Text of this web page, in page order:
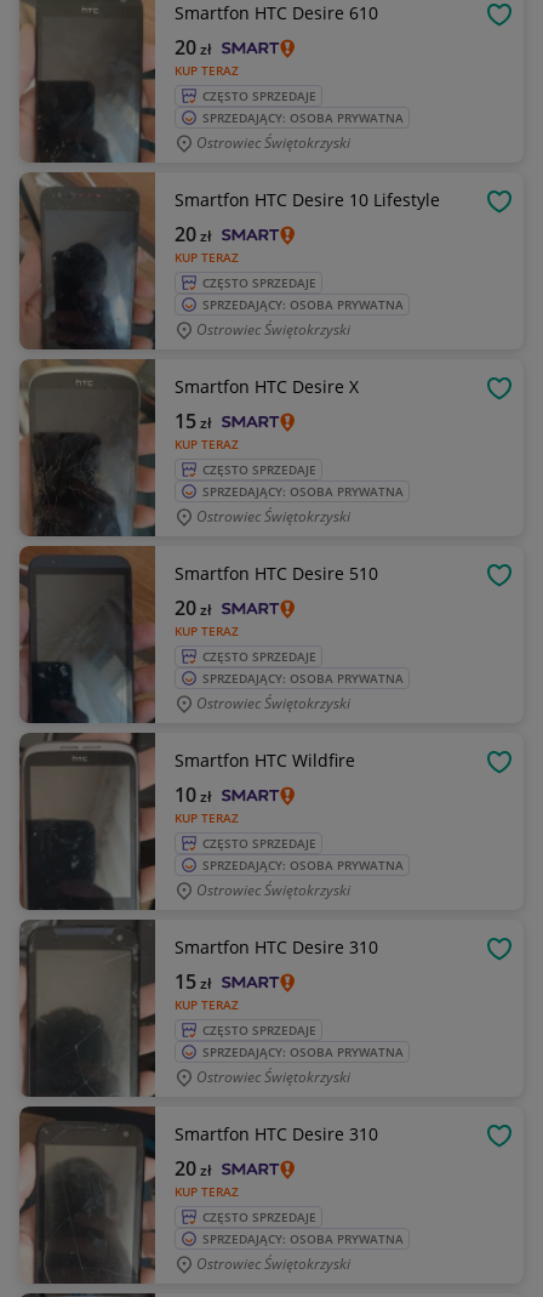
Smartfon HTC Desire 610
KUP TERAZ
20zł
CZĘSTO SPRZEDAJE
SPRZEDAJĄCY: OSOBA PRYWATNA
Ostrowiec Świętokrzyski
Smartfon HTC Desire 10 Lifestyle
KUP TERAZ
20zł
CZĘSTO SPRZEDAJE
SPRZEDAJĄCY: OSOBA PRYWATNA
Ostrowiec Świętokrzyski
Smartfon HTC Desire X
KUP TERAZ
15zł
CZĘSTO SPRZEDAJE
SPRZEDAJĄCY: OSOBA PRYWATNA
Ostrowiec Świętokrzyski
Smartfon HTC Desire 510
KUP TERAZ
20zł
CZĘSTO SPRZEDAJE
SPRZEDAJĄCY: OSOBA PRYWATNA
Ostrowiec Świętokrzyski
Smartfon HTC Wildfire
KUP TERAZ
10zł
CZĘSTO SPRZEDAJE
SPRZEDAJĄCY: OSOBA PRYWATNA
Ostrowiec Świętokrzyski
Smartfon HTC Desire 310
KUP TERAZ
15zł
CZĘSTO SPRZEDAJE
SPRZEDAJĄCY: OSOBA PRYWATNA
Ostrowiec Świętokrzyski
Smartfon HTC Desire 310
KUP TERAZ
20zł
CZĘSTO SPRZEDAJE
SPRZEDAJĄCY: OSOBA PRYWATNA
Ostrowiec Świętokrzyski